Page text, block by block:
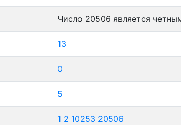
Число 20506 является
13
0
5
1 2 10253 20506